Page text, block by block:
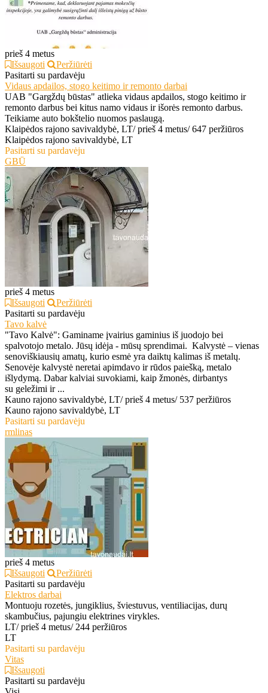
prieš 4 metus
Išsaugoti
Peržiūrėti
Pasitarti su pardavėju
Vidaus apdailos, stogo keitimo ir remonto darbai
UAB "Gargždų būstas" atlieka vidaus apdailos, stogo keitimo ir
remonto darbus bei kitus namo vidaus ir išorės remonto darbus.
Teikiame auto bokštelio nuomos paslaugą.
Klaipėdos rajono savivaldybė, LT/ prieš 4 metus/ 647 peržiūros
Klaipėdos rajono savivaldybė, LT
Pasitarti su pardavėju
GBŪ
prieš 4 metus
Išsaugoti
Peržiūrėti
Pasitarti su pardavėju
Tavo kalvė
"Tavo Kalvė": Gaminame įvairius gaminius iš juodojo bei
spalvotojo metalo. Jūsų idėja - mūsų sprendimai. Kalvystė – vienas
senoviškiausių amatų, kurio esmė yra daiktų kalimas iš metalų.
Senovėje kalvystė neretai apimdavo ir rūdos paiešką, metalo
išlydymą. Dabar kalviai suvokiami, kaip žmonės, dirbantys
su geležimi ir ...
Kauno rajono savivaldybė, LT/ prieš 4 metus/ 537 peržiūros
Kauno rajono savivaldybė, LT
Pasitarti su pardavėju
rmlinas
prieš 4 metus
Išsaugoti
Peržiūrėti
Pasitarti su pardavėju
Elektros darbai
Montuoju rozetės, jungiklius, šviestuvus, ventiliacijas, durų
skambučius, pajungiu elektrines virykles.
LT/ prieš 4 metus/ 244 peržiūros
LT
Pasitarti su pardavėju
Vitas
Išsaugoti
Pasitarti su pardavėju